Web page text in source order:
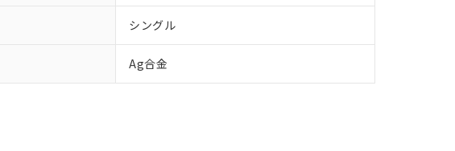
シングル
Ag合金
以下の条件をお読みいただき、同意のうえご利用ください。
本サービスは、当社制御機器事業取扱商品の当社在庫状況および標準価格(税
当社制御機器事業取扱商品の中には、本サービスの対象外となる商品もある
*EU RoHS指令（10物質）：
六価クロム(Cr(Ⅵ)) 1000ppm以下、ポリ臭化ビフェニル類(PBB) 1000ppm以下、ポリ臭化ジフェニルエー
「○」：最大均質材料含有率が中国RoHSの基準値以下であることを示します。
「×」：最大均質材料含有率が中国RoHSの基準値を超えていることを示します。
*中国RoHS10物質の基準値 (GB/T26572)：
当社は、これら貴社製品のうち、外国為替および外国貿易法に定める商品（
う）を輸出または国外への提供する場合は、日本国政府の輸出許可(または役
号